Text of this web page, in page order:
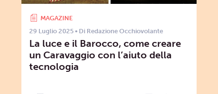
MAGAZINE
29 Luglio 2025 • Di Redazione Occhiovolante
La luce e il Barocco, come creare
un Caravaggio con l’aiuto della
tecnologia